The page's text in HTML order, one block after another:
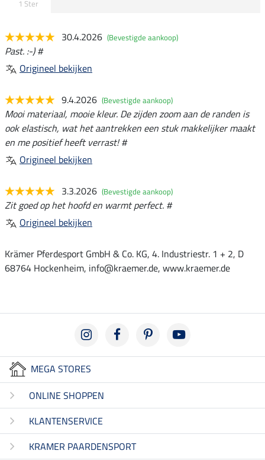
1 Ster
30.4.2026 (Bevestigde aankoop)
Past. :-) #
Origineel bekijken
9.4.2026 (Bevestigde aankoop)
Mooi materiaal, mooie kleur. De zijden zoom aan de randen is
ook elastisch, wat het aantrekken een stuk makkelijker maakt
en me positief heeft verrast! #
Origineel bekijken
3.3.2026 (Bevestigde aankoop)
Zit goed op het hoofd en warmt perfect. #
Origineel bekijken
Krämer Pferdesport GmbH & Co. KG, 4. Industriestr. 1 + 2, D
68764 Hockenheim, info@kraemer.de, www.kraemer.de
MEGA STORES
ONLINE SHOPPEN
KLANTENSERVICE
KRAMER PAARDENSPORT